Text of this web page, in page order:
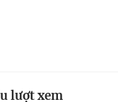
lượt xem